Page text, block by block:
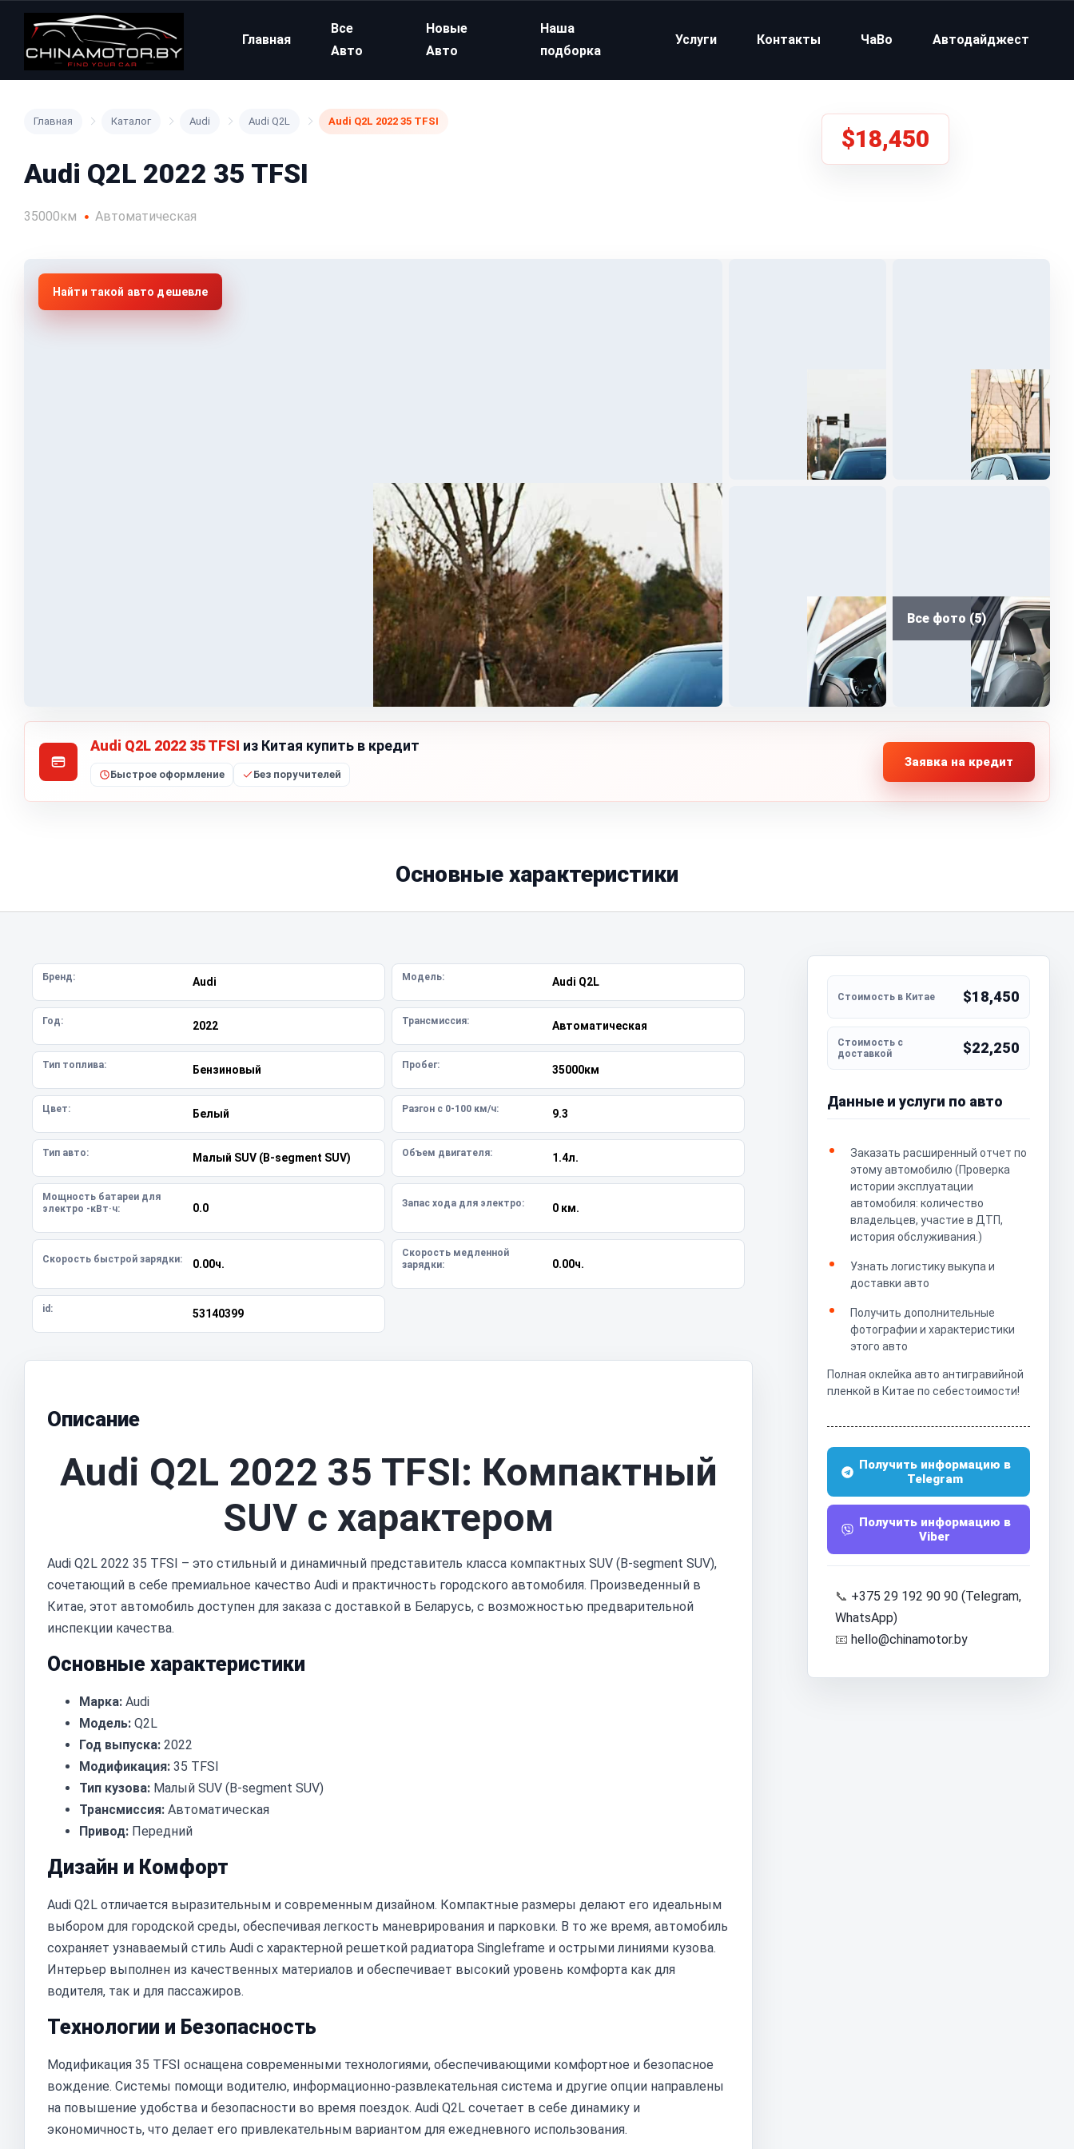
Главная
Все
Авто
Новые
Авто
Наша
подборка
Услуги Контакты ЧаВо Автодайджест
Главная Каталог Audi Audi Q2L Audi Q2L 2022 35 TFSI
Audi Q2L 2022 35 TFSI
35000км Автоматическая
$18,450
Все фото (5)
Найти такой авто дешевле
Audi Q2L 2022 35 TFSI из Китая купить в кредит
Быстрое оформление Без поручителей
Заявка на кредит
Основные характеристики
Бренд: Audi Модель: Audi Q2L
Год: 2022 Трансмиссия: Автоматическая
Тип топлива: Бензиновый Пробег: 35000км
Цвет: Белый Разгон с 0-100 км/ч: 9.3
Тип авто: Малый SUV (B-segment SUV) Объем двигателя: 1.4л.
Мощность батареи для
электро -кВт·ч:
0.0 Запас хода для электро: 0 км.
Скорость быстрой зарядки: 0.00ч.
Скорость медленной
зарядки:
0.00ч.
id: 53140399
Описание
Audi Q2L 2022 35 TFSI: Компактный
SUV с характером
Audi Q2L 2022 35 TFSI – это стильный и динамичный представитель класса компактных SUV (B-segment SUV),
сочетающий в себе премиальное качество Audi и практичность городского автомобиля. Произведенный в
Китае, этот автомобиль доступен для заказа с доставкой в Беларусь, с возможностью предварительной
инспекции качества.
Основные характеристики
Марка: Audi
Модель: Q2L
Год выпуска: 2022
Модификация: 35 TFSI
Тип кузова: Малый SUV (B-segment SUV)
Трансмиссия: Автоматическая
Привод: Передний
Дизайн и Комфорт
Audi Q2L отличается выразительным и современным дизайном. Компактные размеры делают его идеальным
выбором для городской среды, обеспечивая легкость маневрирования и парковки. В то же время, автомобиль
сохраняет узнаваемый стиль Audi с характерной решеткой радиатора Singleframe и острыми линиями кузова.
Интерьер выполнен из качественных материалов и обеспечивает высокий уровень комфорта как для
водителя, так и для пассажиров.
Технологии и Безопасность
Модификация 35 TFSI оснащена современными технологиями, обеспечивающими комфортное и безопасное
вождение. Системы помощи водителю, информационно-развлекательная система и другие опции направлены
на повышение удобства и безопасности во время поездок. Audi Q2L сочетает в себе динамику и
экономичность, что делает его привлекательным вариантом для ежедневного использования.
$18,450
$22,250
Данные и услуги по авто
Заказать расширенный отчет по
этому автомобилю (Проверка
истории эксплуатации
автомобиля: количество
владельцев, участие в ДТП,
история обслуживания.)
Узнать логистику выкупа и
доставки авто
Получить дополнительные
фотографии и характеристики
этого авто
Полная оклейка авто антигравийной
пленкой в Китае по себестоимости!
Получить информацию в
Telegram
Получить информацию в
Viber
📞 +375 29 192 90 90 (Telegram,
WhatsApp)
📧 hello@chinamotor.by